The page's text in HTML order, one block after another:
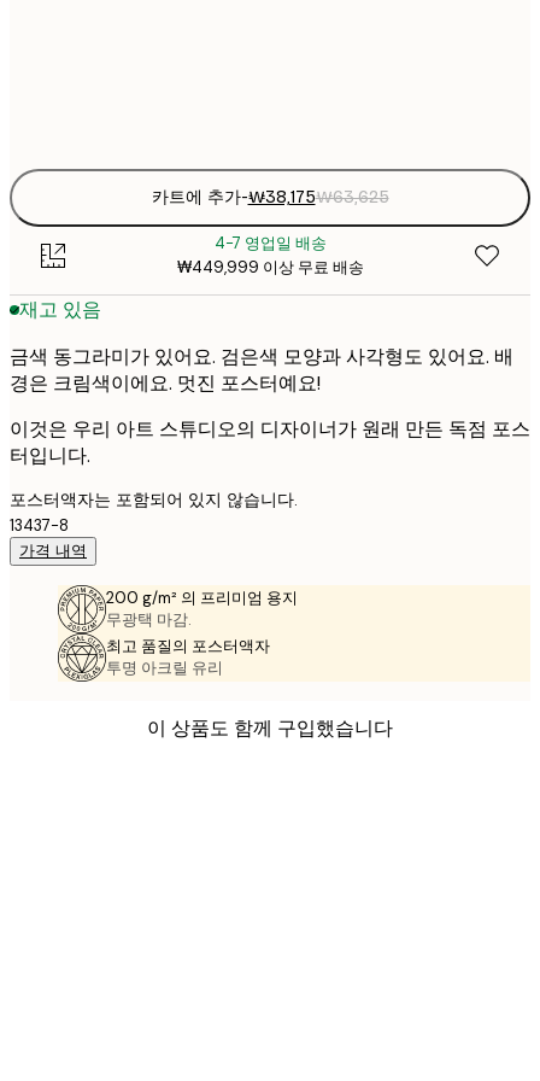
카트에 추가-₩38,175₩63,625
4-7 영업일 배송
₩449,999 이상 무료 배송
재고 있음
금색 동그라미가 있어요. 검은색 모양과 사각형도 있어요. 배
경은 크림색이에요. 멋진 포스터예요!
이것은 우리 아트 스튜디오의 디자이너가 원래 만든 독점 포스
터입니다.
포스터액자는 포함되어 있지 않습니다.
13437-8
가격 내역
200 g/m² 의 프리미엄 용지
무광택 마감.
최고 품질의 포스터액자
투명 아크릴 유리
이 상품도 함께 구입했습니다